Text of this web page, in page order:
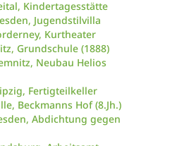
Kindertagesstätte
Jugendstilvilla
Kurtheater
Grundschule (1888)
Neubau Helios
Fertigteilkeller
Beckmanns Hof (8.Jh.)
Abdichtung gegen